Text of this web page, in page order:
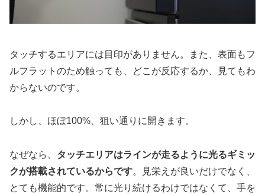
タッチするエリアには目印がありません。また、表面もフ
ルフラットのため触っても、どこが反応するか、見てもわ
からないのです。
しかし、ほぼ100%、狙い通りに開きます。
なぜなら、 タッチエリアはラインが走るように光るギミッ
クが搭載されているからです。見栄えが良いだけでなく、
とても機能的です。常に光り続けるわけではなくて、手を